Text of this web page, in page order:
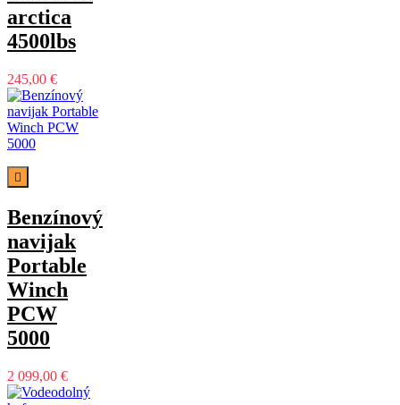
arctica
4500lbs
245,00 €

Benzínový
navijak
Portable
Winch
PCW
5000
2 099,00 €